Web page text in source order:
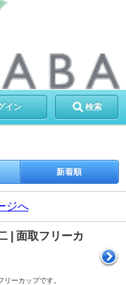
イン 検索
新着順
ジへ
| 面取フリーカ
ーカップです。